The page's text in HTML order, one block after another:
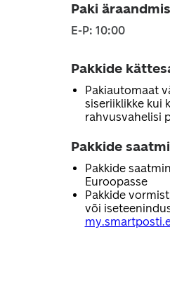
Paki
E-P: 10:00
Pakkide
Pakiautomaat
siseriiklikke kui
rahvusvahelisi
Pakkide
Pakkide
Euroopasse
Pakkide
või